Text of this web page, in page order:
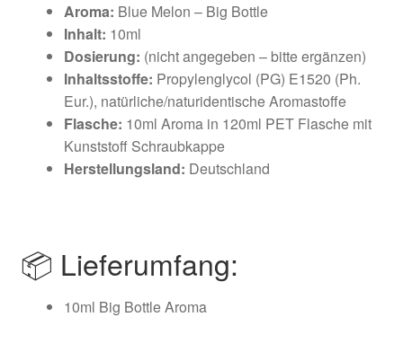
Aroma: Blue Melon – Big Bottle
Inhalt: 10ml
Dosierung: (nicht angegeben – bitte ergänzen)
Inhaltsstoffe: Propylenglycol (PG) E1520 (Ph.
Eur.), natürliche/naturidentische Aromastoffe
Flasche: 10ml Aroma in 120ml PET Flasche mit
Kunststoff Schraubkappe
Herstellungsland: Deutschland
📦 Lieferumfang:
10ml Big Bottle Aroma